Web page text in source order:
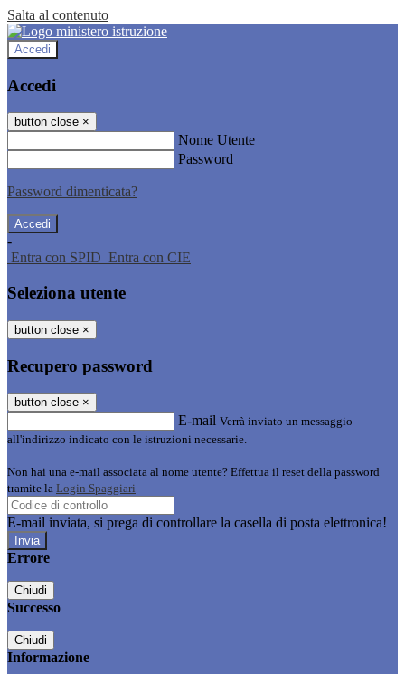
Salta al contenuto
Accedi
Accedi
button close ×
Nome Utente
Password
Password dimenticata?
-
Entra con SPID Entra con CIE
Seleziona utente
button close ×
Recupero password
button close ×
E-mail Verrà inviato un messaggio
all'indirizzo indicato con le istruzioni necessarie.
Non hai una e-mail associata al nome utente? Effettua il reset della password
tramite la Login Spaggiari
E-mail inviata, si prega di controllare la casella di posta elettronica!
Errore
Chiudi
Successo
Chiudi
Informazione